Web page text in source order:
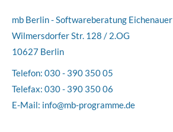
mb Berlin - Softwareberatung Eichenauer
Wilmersdorfer Str. 128 / 2.OG
10627 Berlin
Telefon: 030 - 390 350 05
Telefax: 030 - 390 350 06
E-Mail: info@mb-programme.de